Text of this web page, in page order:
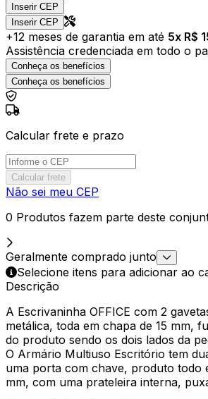
Inserir CEP
Inserir CEP
+12 meses de garantia em até 5x R$
Assistência credenciada em todo o
Conheça os benefícios
Conheça os benefícios
Calcular frete e prazo
Calcular frete
Não sei meu CEP
0 Produtos fazem parte deste
Geralmente comprado junto
Selecione itens para adicionar ao
Descrição
A Escrivaninha OFFICE com 2
metálica, toda em chapa de 15 mm,
do produto sendo os dois lados da
O Armário Multiuso Escritório tem
uma porta com chave, produto todo
mm, com uma prateleira interna,